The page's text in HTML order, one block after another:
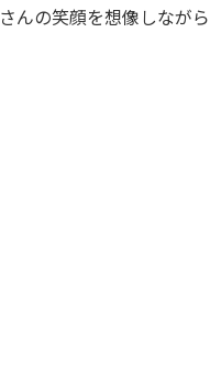
んの笑顔を想像しなが